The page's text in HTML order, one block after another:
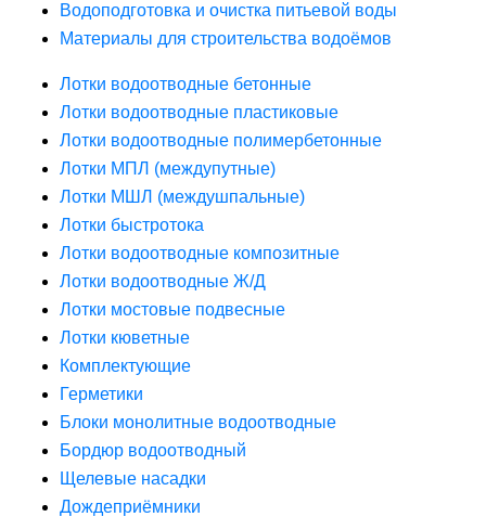
Водоподготовка и очистка питьевой воды
Материалы для строительства водоёмов
Лотки водоотводные бетонные
Лотки водоотводные пластиковые
Лотки водоотводные полимербетонные
Лотки МПЛ (междупутные)
Лотки МШЛ (междушпальные)
Лотки быстротока
Лотки водоотводные композитные
Лотки водоотводные Ж/Д
Лотки мостовые подвесные
Лотки кюветные
Комплектующие
Герметики
Блоки монолитные водоотводные
Бордюр водоотводный
Щелевые насадки
Дождеприёмники